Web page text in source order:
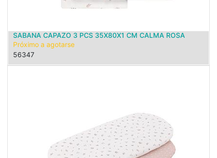
SABANA CAPAZO 3 PCS 35X80X1 CM CALMA ROSA
Próximo a agotarse
56347